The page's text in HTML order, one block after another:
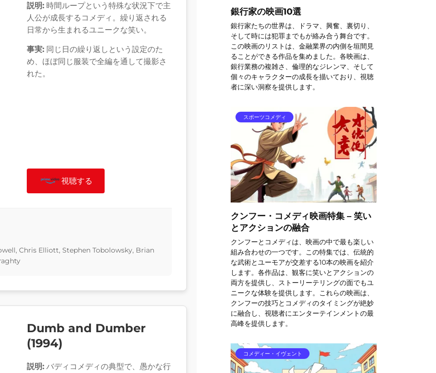
説明: 時間ループという特殊な状況下で主
人公が成長するコメディ。繰り返される
日常から生まれるユニークな笑い。
事実: 同じ日の繰り返しという設定のた
め、ほぼ同じ服装で全編を通して撮影さ
れた。
視聴する
Chris Elliott, Stephen Tobolowsky, Brian
Dumb and Dumber
(1994)
説明: バディコメディの典型で、愚かな行
銀行家の映画10選
銀行家たちの世界は、ドラマ、興奮、裏切り、
そして時には犯罪までもが絡み合う舞台です。
この映画のリストは、金融業界の内側を垣間見
ることができる作品を集めました。各映画は、
銀行業務の複雑さ、倫理的なジレンマ、そして
個々のキャラクターの成長を描いており、視聴
者に深い洞察を提供します。
スポーツコメディ
クンフー・コメディ映画特集 – 笑い
とアクションの融合
クンフーとコメディは、映画の中で最も楽しい
組み合わせの一つです。この特集では、伝統的
な武術とユーモアが交差する10本の映画を紹介
します。各作品は、観客に笑いとアクションの
両方を提供し、ストーリーテリングの面でもユ
ニークな体験を提供します。これらの映画は、
クンフーの技巧とコメディのタイミングが絶妙
に融合し、視聴者にエンターテインメントの最
高峰を提供します。
コメディー・イヴェント